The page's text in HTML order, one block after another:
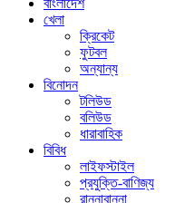
বাংলাদেশ
খেলা
ক্রিকেট
ফুটবল
অন্যান্য
বিনোদন
টলিউড
বলিউড
ধারাবাহিক
বিবিধ
লাইফস্টাইল
প্রযুক্তি-বাণিজ্য
রান্নাবান্না